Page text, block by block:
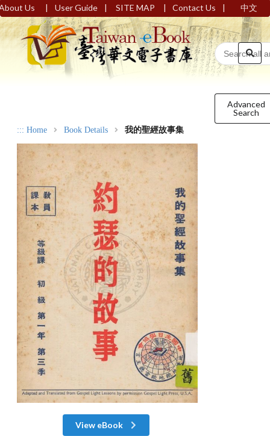
Us | User Guide | SITE MAP | Contact Us | 中文
Advanced
Search
::: Home Book Details 我的聖經故事集
View eBook